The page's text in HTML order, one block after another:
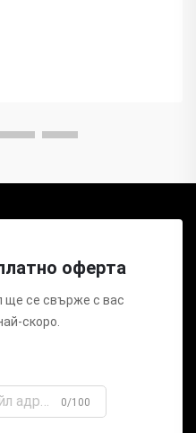
оферта
ще се свърже с вас
скоро.
0/100